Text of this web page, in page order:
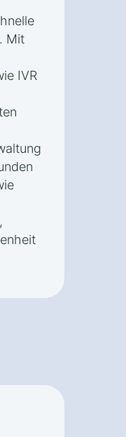
Mit
IVR